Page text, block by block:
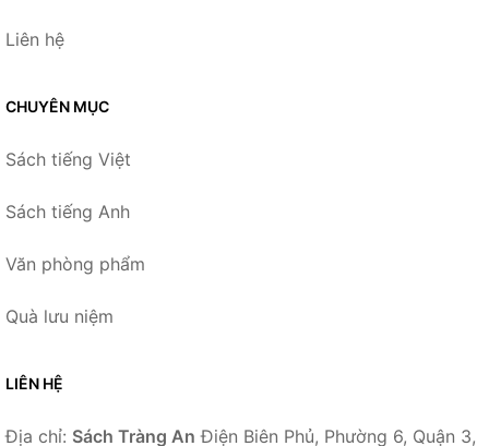
Liên hệ
CHUYÊN MỤC
Sách tiếng Việt
Sách tiếng Anh
Văn phòng phẩm
Quà lưu niệm
LIÊN HỆ
Địa chỉ: Sách Tràng An Điện Biên Phủ, Phường 6, Quận 3,